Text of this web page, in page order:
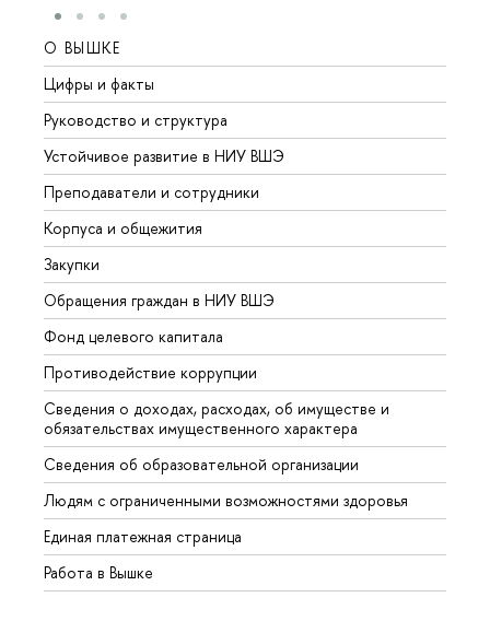
О ВЫШКЕ
Цифры и факты
Руководство и структура
Устойчивое развитие в НИУ ВШЭ
Преподаватели и сотрудники
Корпуса и общежития
Закупки
Обращения граждан в НИУ ВШЭ
Фонд целевого капитала
Противодействие коррупции
Сведения о доходах, расходах, об имуществе и
обязательствах имущественного характера
Сведения об образовательной организации
Людям с ограниченными возможностями здоровья
Единая платежная страница
Работа в Вышке